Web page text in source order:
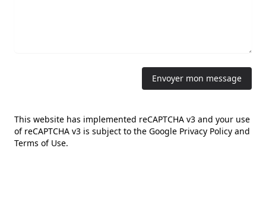
Envoyer mon message
This website has implemented reCAPTCHA v3 and your use
of reCAPTCHA v3 is subject to the Google Privacy Policy and
Terms of Use.